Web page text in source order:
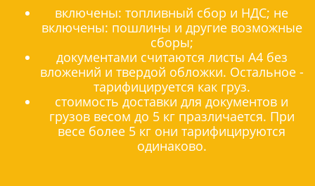
включены: топливный сбор и НДС; не
включены: пошлины и другие возможные
сборы;
документами считаются листы А4 без
вложений и твердой обложки. Остальное -
тарифицируется как груз.
стоимость доставки для документов и
грузов весом до 5 кг празличается. При
весе более 5 кг они тарифицируются
одинаково.